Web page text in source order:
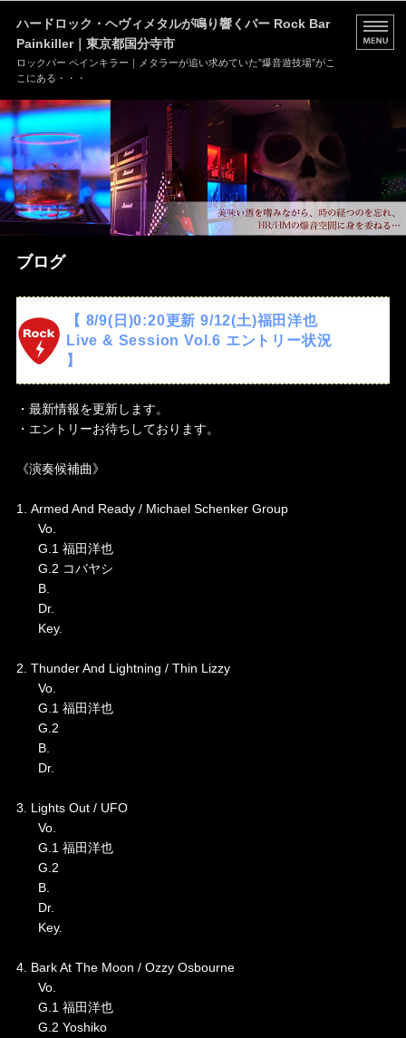
ハードロック・ヘヴィメタルが鳴り響くバー Rock Bar
Painkiller｜東京都国分寺市
ロックバー ペインキラー｜メタラーが追い求めていた”爆音遊技場”がこ
こにある・・・
HOME
MENU
店舗情報
ブログ
お問い合わせ
ブログ
【 8/9(日)0:20更新 9/12(土)福田洋也
Live & Session Vol.6 エントリー状況
】
・最新情報を更新します。
・エントリーお待ちしております。
《演奏候補曲》
1. Armed And Ready / Michael Schenker Group
Vo.
G.1 福田洋也
G.2 コバヤシ
B.
Dr.
Key.
2. Thunder And Lightning / Thin Lizzy
Vo.
G.1 福田洋也
G.2
B.
Dr.
3. Lights Out / UFO
Vo.
G.1 福田洋也
G.2
B.
Dr.
Key.
4. Bark At The Moon / Ozzy Osbourne
Vo.
G.1 福田洋也
G.2 Yoshiko